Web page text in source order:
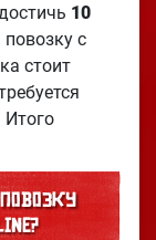
10
с
стоит
Итого